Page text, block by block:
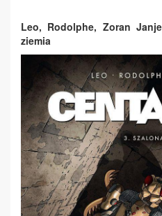
Leo, Rodolphe, Zoran
ziemia